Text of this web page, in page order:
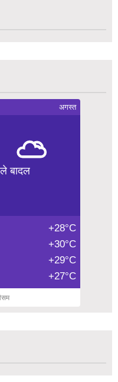
अगस्त
बादल
+28°C
+30°C
+29°C
+27°C